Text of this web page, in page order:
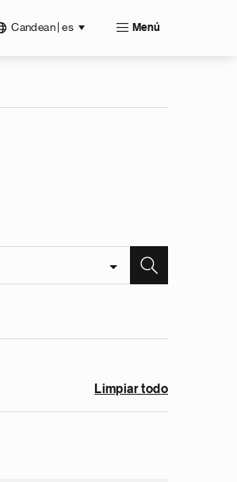
Candean | es Menú
Limpiar todo